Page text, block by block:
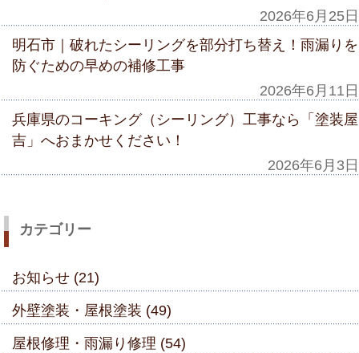
2026年6月25日
明石市｜破れたシーリングを部分打ち替え！雨漏りを
防ぐための早めの補修工事
2026年6月11日
兵庫県のコーキング（シーリング）工事なら「塗装屋
吉」へおまかせください！
2026年6月3日
カテゴリー
お知らせ (21)
外壁塗装・屋根塗装 (49)
屋根修理・雨漏り修理 (54)